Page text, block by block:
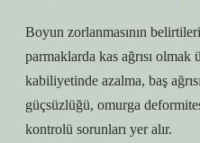
Boyun zorlanmasının
parmaklarda kas ağrısı olmak
kabiliyetinde azalma, baş
güçsüzlüğü, omurga
kontrolü sorunları yer alır.